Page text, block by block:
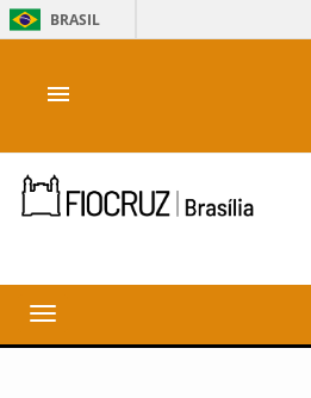
BRASIL
menu
Toggle
navigation